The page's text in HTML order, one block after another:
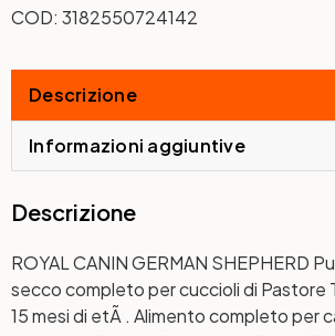
COD: 3182550724142
Descrizione
Informazioni aggiuntive
Descrizione
ROYAL CANIN GERMAN SHEPHERD
secco completo per cuccioli di Pastore
15 mesi di etÃ . Alimento completo per